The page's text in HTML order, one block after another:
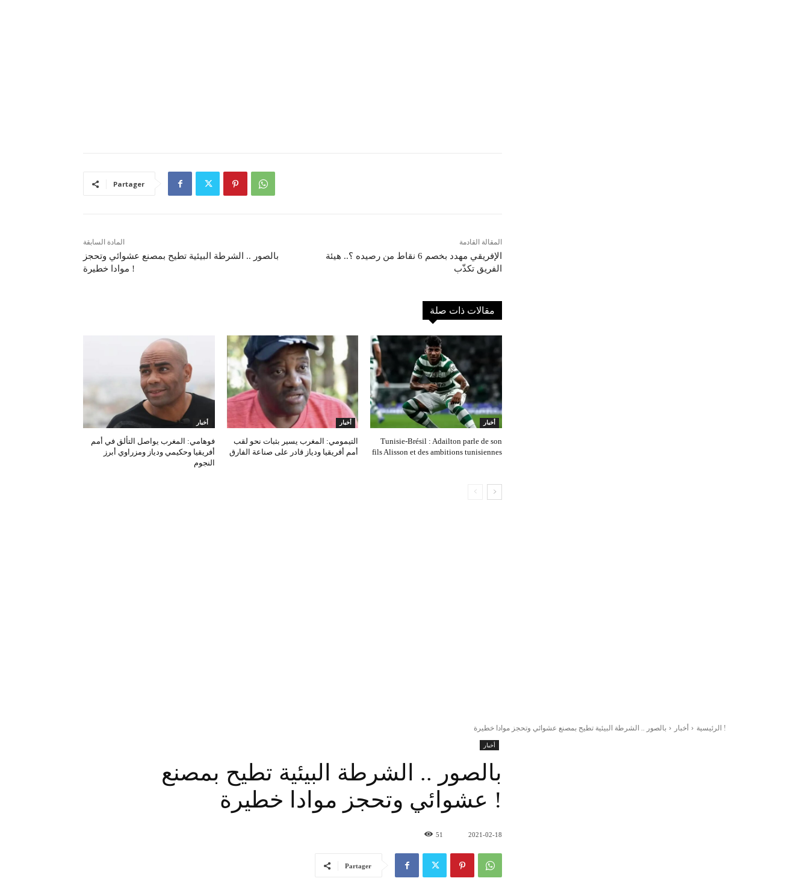
Partager
المادة السابقة
بالصور .. الشرطة البيئية تطيح بمصنع عشوائي وتحجز
موادا خطيرة !
المقالة القادمة
الإفريقي مهدد بخصم 6 نقاط من رصيده ؟.. هيئة
الفريق تكذّب
مقالات ذات صلة
أخبار
فوهامي: المغرب يواصل التألق في أمم
أفريقيا وحكيمي ودياز ومزراوي أبرز
النجوم
أخبار
التيمومي: المغرب يسير بثبات نحو لقب
أمم أفريقيا ودياز قادر على صناعة الفارق
أخبار
Tunisie‑Brésil : Adailton parle de son
fils Alisson et des ambitions tunisiennes